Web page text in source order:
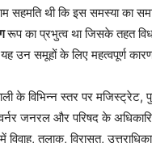
सहमति थी कि इस समस्या का
रूप का प्रभुत्व था जिसके तहत
यह उन समूहों के लिए महत्वपूर्ण
के विभिन्न स्तर पर
जनरल और परिषद के
तलाक, विरासत,